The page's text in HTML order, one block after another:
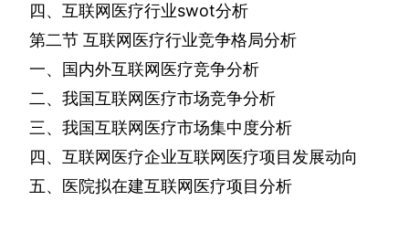
四、互联网医疗行业swot分析
第二节 互联网医疗行业竞争格局分析
一、国内外互联网医疗竞争分析
二、我国互联网医疗市场竞争分析
三、我国互联网医疗市场集中度分析
四、互联网医疗企业互联网医疗项目发展动向
五、医院拟在建互联网医疗项目分析